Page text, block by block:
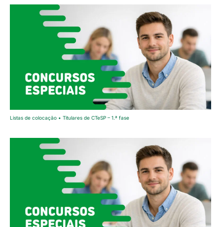
Listas de colocação • Titulares de CTeSP – 1.ª fase